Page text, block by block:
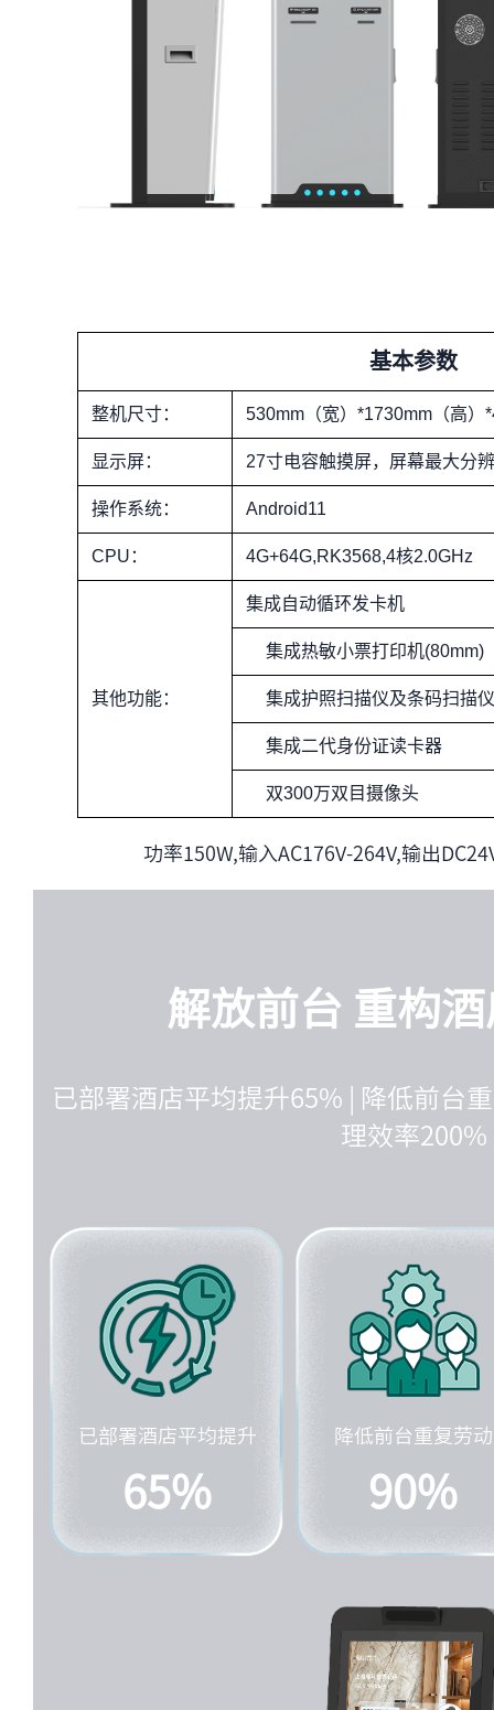
基本参数
整机尺寸： 530mm（宽）*1730mm（高）
显示屏： 27寸电容触摸屏，屏幕最大分
操作系统： Android11
CPU： 4G+64G,RK3568,4核2.0GHz
其他功能：
集成自动循环发卡机
集成热敏小票打印机(80mm)
集成护照扫描仪及条码扫描仪
集成二代身份证读卡器
双300万双目摄像头
功率150W,输入AC176V-264V,输出
解放前台 重构
已部署酒店平均提升65% | 降低前台
理效率200%
已部署酒店平均提升
65%
降低前台重复劳动
90%